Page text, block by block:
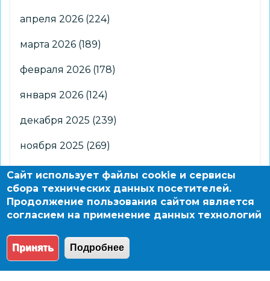
апреля 2026 (224)
марта 2026 (189)
февраля 2026 (178)
января 2026 (124)
декабря 2025 (239)
ноября 2025 (269)
октября 2025(266)
сентября 2025 (176)
августа 2025 (2)
© 2004 - 2026 Новосибирский информационно-
Сайт использует файлы cookie и сервисы
сбора технических данных посетителей.
Продолжение пользования сайтом является
согласием на применение данных технологий
Принять Подробнее